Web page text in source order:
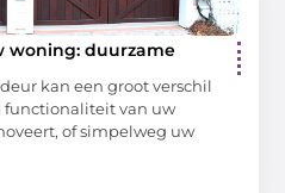
woning: duurzame
kan een groot verschil
functionaliteit van uw
of simpelweg uw